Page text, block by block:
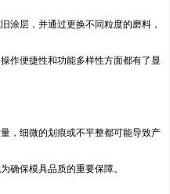
涂层，并通过更换不同粒度的磨料，
作便捷性和功能多样性方面都有了显
，细微的划痕或不平整都可能导致产
确保模具品质的重要保障。